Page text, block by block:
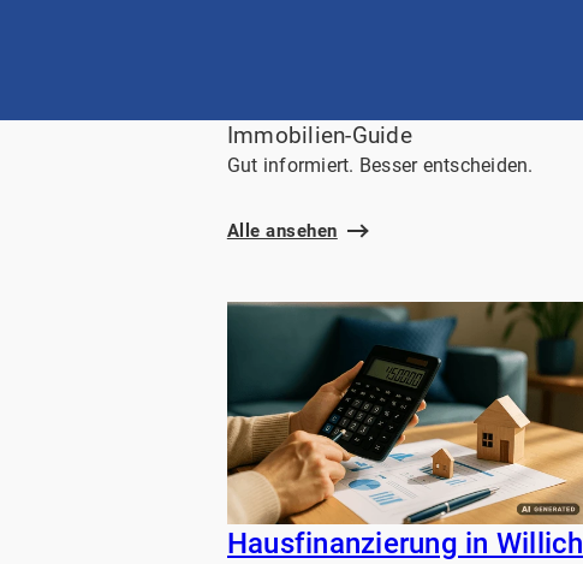
Immobilien-Guide
Gut informiert. Besser entscheiden.
Alle ansehen
Hausfinanzierung in Willich